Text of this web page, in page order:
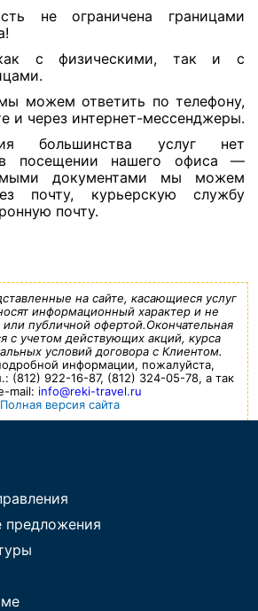
не ограничена границами
с физическими, так и с
можем ответить по телефону,
и через интернет-мессенджеры.
большинства услуг нет
в посещении нашего офиса —
документами мы можем
почту, курьерскую службу
почту.
на сайте, касающиеся услуг
информационный характер и не
публичной офертой.Окончательная
с учетом действующих акций, курса
условий договора с Клиентом.
информации, пожалуйста,
(812) 922-16-87, (812) 324-05-78, а так
mail: info@reki-travel.ru
Полная версия сайта
предложения